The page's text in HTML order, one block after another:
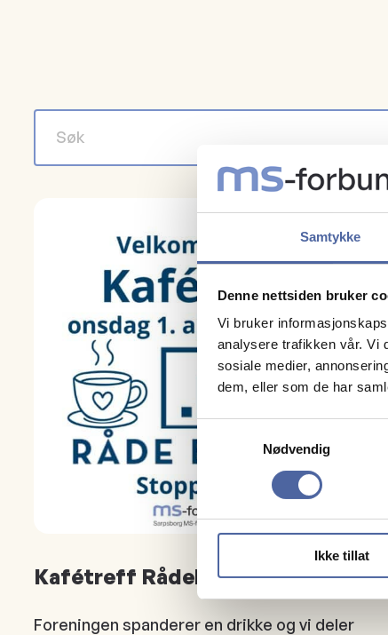
Samtykke
Denne nettsiden bruker
Vi bruker
analysere trafikken vår. Vi
sosiale medier,
dem, eller som de har
Samtykkevalg
Nødvendig
Ikke tillat
Kafétreff Rådebakeri
Foreningen spanderer en drikke og vi deler